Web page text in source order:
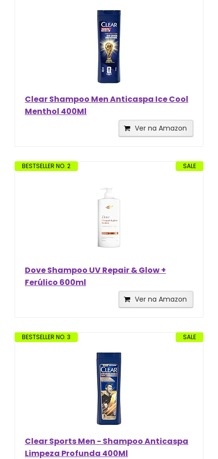
Clear Shampoo Men Anticaspa Ice Cool
Menthol 400Ml
Ver na Amazon
SALE
BESTSELLER NO. 2
Dove Shampoo UV Repair & Glow +
Ferúlico 600ml
Ver na Amazon
SALE
BESTSELLER NO. 3
Clear Sports Men - Shampoo Anticaspa
Limpeza Profunda 400Ml